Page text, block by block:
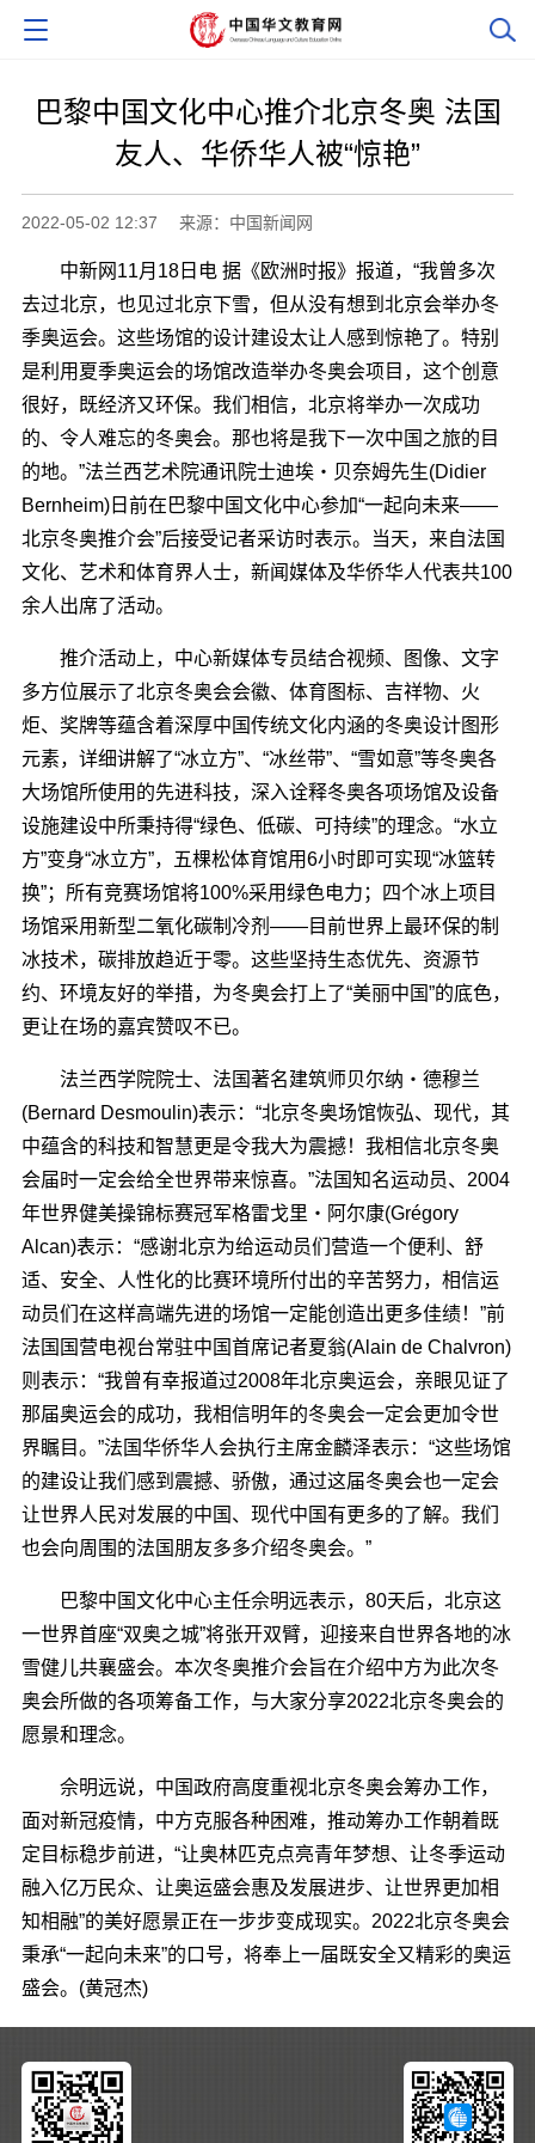
巴黎中国文化中心推介北京冬奥 法国
友人、华侨华人被“惊艳”
2022-05-02 12:37 来源：中国新闻网
中新网11月18日电 据《欧洲时报》报道，“我曾多次
去过北京，也见过北京下雪，但从没有想到北京会举办冬
季奥运会。这些场馆的设计建设太让人感到惊艳了。特别
是利用夏季奥运会的场馆改造举办冬奥会项目，这个创意
很好，既经济又环保。我们相信，北京将举办一次成功
的、令人难忘的冬奥会。那也将是我下一次中国之旅的目
的地。”法兰西艺术院通讯院士迪埃・贝奈姆先生(Didier
Bernheim)日前在巴黎中国文化中心参加“一起向未来――
北京冬奥推介会”后接受记者采访时表示。当天，来自法国
文化、艺术和体育界人士，新闻媒体及华侨华人代表共100
余人出席了活动。
推介活动上，中心新媒体专员结合视频、图像、文字
多方位展示了北京冬奥会会徽、体育图标、吉祥物、火
炬、奖牌等蕴含着深厚中国传统文化内涵的冬奥设计图形
元素，详细讲解了“冰立方”、“冰丝带”、“雪如意”等冬奥各
大场馆所使用的先进科技，深入诠释冬奥各项场馆及设备
设施建设中所秉持得“绿色、低碳、可持续”的理念。“水立
方”变身“冰立方”，五棵松体育馆用6小时即可实现“冰篮转
换”；所有竞赛场馆将100%采用绿色电力；四个冰上项目
场馆采用新型二氧化碳制冷剂――目前世界上最环保的制
冰技术，碳排放趋近于零。这些坚持生态优先、资源节
约、环境友好的举措，为冬奥会打上了“美丽中国”的底色，
更让在场的嘉宾赞叹不已。
法兰西学院院士、法国著名建筑师贝尔纳・德穆兰
(Bernard Desmoulin)表示：“北京冬奥场馆恢弘、现代，其
中蕴含的科技和智慧更是令我大为震撼！我相信北京冬奥
会届时一定会给全世界带来惊喜。”法国知名运动员、2004
年世界健美操锦标赛冠军格雷戈里・阿尔康(Grégory
Alcan)表示：“感谢北京为给运动员们营造一个便利、舒
适、安全、人性化的比赛环境所付出的辛苦努力，相信运
动员们在这样高端先进的场馆一定能创造出更多佳绩！”前
法国国营电视台常驻中国首席记者夏翁(Alain de Chalvron)
则表示：“我曾有幸报道过2008年北京奥运会，亲眼见证了
那届奥运会的成功，我相信明年的冬奥会一定会更加令世
界瞩目。”法国华侨华人会执行主席金麟泽表示：“这些场馆
的建设让我们感到震撼、骄傲，通过这届冬奥会也一定会
让世界人民对发展的中国、现代中国有更多的了解。我们
也会向周围的法国朋友多多介绍冬奥会。”
巴黎中国文化中心主任佘明远表示，80天后，北京这
一世界首座“双奥之城”将张开双臂，迎接来自世界各地的冰
雪健儿共襄盛会。本次冬奥推介会旨在介绍中方为此次冬
奥会所做的各项筹备工作，与大家分享2022北京冬奥会的
愿景和理念。
佘明远说，中国政府高度重视北京冬奥会筹办工作，
面对新冠疫情，中方克服各种困难，推动筹办工作朝着既
定目标稳步前进，“让奥林匹克点亮青年梦想、让冬季运动
融入亿万民众、让奥运盛会惠及发展进步、让世界更加相
知相融”的美好愿景正在一步步变成现实。2022北京冬奥会
秉承“一起向未来”的口号，将奉上一届既安全又精彩的奥运
盛会。(黄冠杰)